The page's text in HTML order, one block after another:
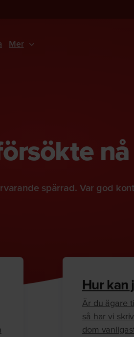
Mer
spärrad. Var god
Hur kan
Är du ägare
så har vi
dom